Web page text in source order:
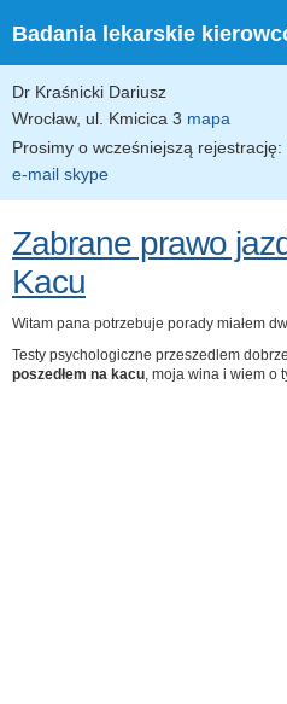
Badania lekarskie
Dr Kraśnicki Dariusz
Wrocław, ul. Kmicica 3 mapa
Prosimy o wcześniejszą rejestrację:
e-mail skype
Zabrane prawo
Kacu
Witam pana potrzebuje porady miałem
Testy psychologiczne przeszedlem
poszedłem na kacu, moja wina i wiem o